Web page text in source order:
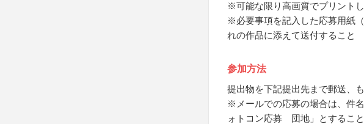
※可能な限り高画質でプリント
※必要事項を記入した応募用紙
れの作品に添えて送付すること
参加方法
提出物を下記提出先まで郵送、
※メールでの応募の場合は、件
ォトコン応募 団地」とすること